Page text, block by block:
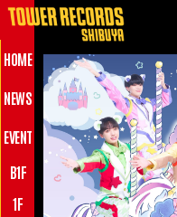
HOME
NEWS
EVENT
B1F
1F